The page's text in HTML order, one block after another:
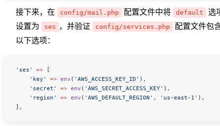
接下来，在 config/mail.php 配置文件中将 default
选
设置为
ses ，并验证 config/services.php
配置文件包
以下选项：
'ses' => [
    'key'
=> env ( 'AWS_ACCESS_KEY_ID' ),
    'secret'
=> env ( 'AWS_SECRET_ACCESS_KEY' ),
    'region'
=> env ( 'AWS_DEFAULT_REGION' , 'us-east-1' ),
],